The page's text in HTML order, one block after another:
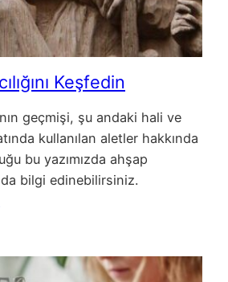
Keşfedin
geçmişi, şu andaki hali ve
kullanılan aletler hakkında
bu yazımızda ahşap
bilgi edinebilirsiniz.